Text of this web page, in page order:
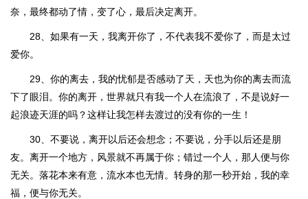
奈，最终都动了情，变了心，最后决定离开。
28、如果有一天，我离开你了，不代表我不爱你了，而是太过
爱你。
29、你的离去，我的忧郁是否感动了天，天也为你的离去而流
下了眼泪。你的离开，世界就只有我一个人在流浪了，不是说好一
起浪迹天涯的吗？这样让我怎样去渡过的没有你的一生！
30、不要说，离开以后还会想念；不要说，分手以后还是朋
友。离开一个地方，风景就不再属于你；错过一个人，那人便与你
无关。落花本来有意，流水本也无情。转身的那一秒开始，我的幸
福，便与你无关。